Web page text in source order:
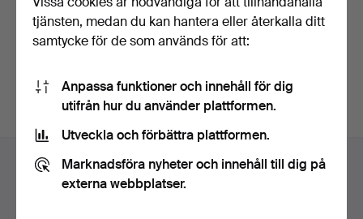
eller logga in via Facebook här
Sidfotsnavigation
Hjälp och kontakt
Kontakta support
tjänsten, medan du kan hantera eller återkalla ditt
samtycke för de som används för att:
Anpassa funktioner och innehåll för dig
utifrån hur du använder plattformen.
Utveckla och förbättra plattformen.
Marknadsföra nyheter och innehåll till dig på
externa webbplatser.